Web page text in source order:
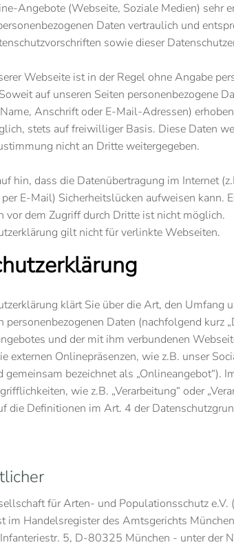
Angebote (Webseite, Soziale Medien) sehr
Daten vertraulich und
sowie dieser
Webseite ist in der Regel ohne Angabe
auf unseren Seiten personenbezogene
Anschrift oder E-Mail-Adressen)
stets auf freiwilliger Basis. Diese Daten
nicht an Dritte weitergegeben.
hin, dass die Datenübertragung im Internet
E-Mail) Sicherheitslücken aufweisen kann.
vor dem Zugriff durch Dritte ist nicht möglich.
gilt nicht für verlinkte Webseiten.
klärt Sie über die Art, den Umfang
personenbezogenen Daten (nachfolgend kurz
und der mit ihm verbundenen
externen Onlinepräsenzen, wie z.B. unser
gemeinsam bezeichnet als „Onlineangebot“).
wie z.B. „Verarbeitung“ oder
die Definitionen im Art. 4 der
für Arten- und Populationsschutz e.V.
im Handelsregister des Amtsgerichts
5, D-80325 München - unter der